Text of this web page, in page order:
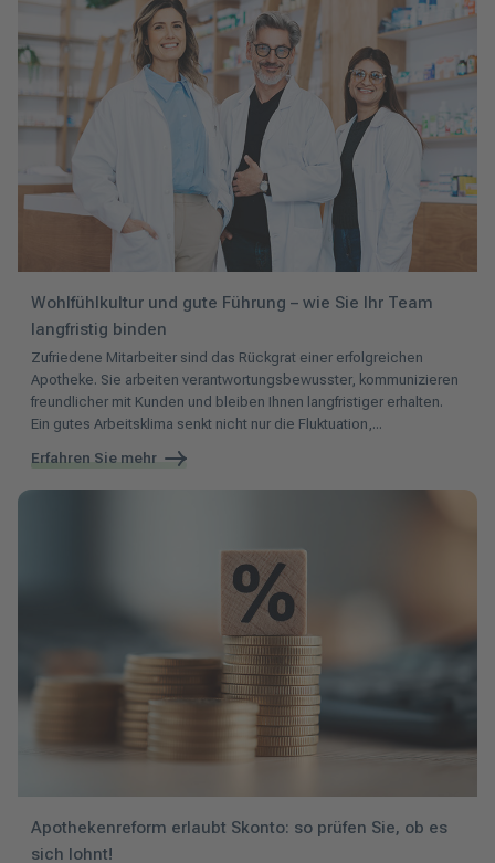
Wohlfühlkultur und gute Führung – wie Sie Ihr Team
langfristig binden
Zufriedene Mitarbeiter sind das Rückgrat einer erfolgreichen
Apotheke. Sie arbeiten verantwortungsbewusster, kommunizieren
freundlicher mit Kunden und bleiben Ihnen langfristiger erhalten.
Ein gutes Arbeitsklima senkt nicht nur die Fluktuation,...
Erfahren Sie mehr
Apothekenreform erlaubt Skonto: so prüfen Sie, ob es
sich lohnt!